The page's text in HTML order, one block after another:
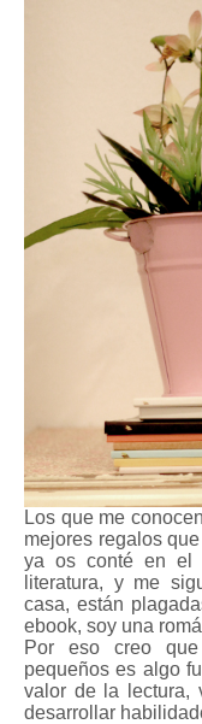
Los que me
mejores regalos
ya os conté en el
literatura, y me
casa, están
ebook, soy una
Por eso creo
pequeños es algo
valor de la lectura,
desarrollar